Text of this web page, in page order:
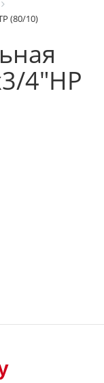
(80/10)
4"НР